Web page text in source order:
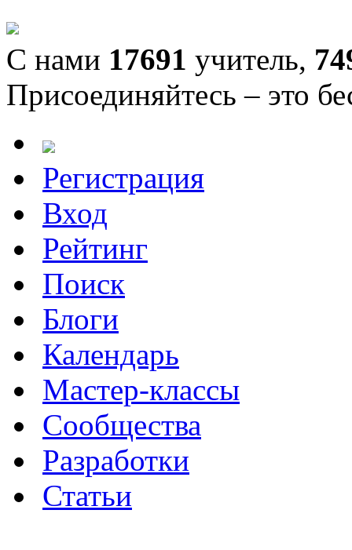
С нами 17691 учитель,
Присоединяйтесь – это
Регистрация
Вход
Рейтинг
Поиск
Блоги
Календарь
Мастер-классы
Сообщества
Разработки
Статьи